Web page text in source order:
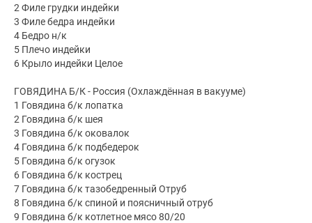
2 Филе грудки индейки
3 Филе бедра индейки
4 Бедро н/к
5 Плечо индейки
6 Крыло индейки Целое
ГОВЯДИНА Б/К - Россия (Охлаждённая в вакууме)
1 Говядина б/к лопатка
2 Говядина б/к шея
3 Говядина б/к оковалок
4 Говядина б/к подбедерок
5 Говядина б/к огузок
6 Говядина б/к кострец
7 Говядина б/к тазобедренный Отруб
8 Говядина б/к спиной и поясничный отруб
9 Говядина б/к котлетное мясо 80/20